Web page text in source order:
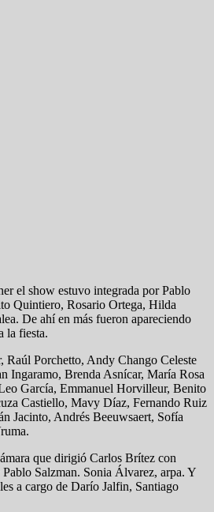
el show estuvo integrada por Pablo
Quintiero, Rosario Ortega, Hilda
De ahí en más fueron apareciendo
la fiesta.
Raúl Porchetto, Andy Chango Celeste
Ingaramo, Brenda Asnícar, María Rosa
García, Emmanuel Horvilleur, Benito
Castiello, Mavy Díaz, Fernando Ruiz
Jacinto, Andrés Beeuwsaert, Sofía
que dirigió Carlos Brítez con
Salzman. Sonia Álvarez, arpa. Y
a cargo de Darío Jalfin, Santiago